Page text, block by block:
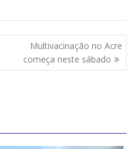
ar
e
Multivacinação no Acre
começa neste sábado